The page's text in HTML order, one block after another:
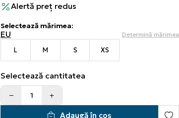
Alertă preț redus
Selectează mărimea:
EU Determină mărimea
L M S XS
Selectează cantitatea
Adaugă în coș